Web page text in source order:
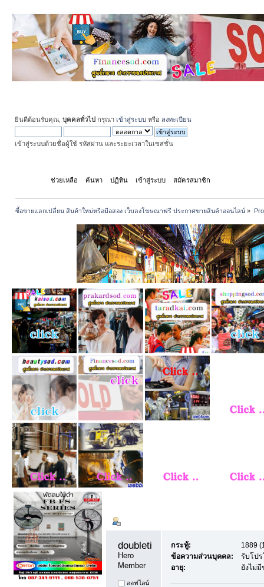
ยินดีต้อนรับคุณ, บุคคลทั่วไป กรุณา เข้าสู่ระบบ หรือ ลงทะเบียน
เข้าสู่ระบบด้วยชื่อผู้ใช้ รหัสผ่าน และระยะเวลาในเซสชั่น
ช่วยเหลือ ค้นหา ปฏิทิน เข้าสู่ระบบ สมัครสมาชิก
ซื้อขายแลกเปลี่ยน สินค้าใหม่หรือมือสอง เว็บลงโฆษณาฟรี ประกาศขายสินค้าออนไลน์ »
doubletime11
Hero
Member
ออฟไลน์
กระทู้:
1889
ข้อความส่วนบุคคล:
รับโป
อายุ:
ยังไม่